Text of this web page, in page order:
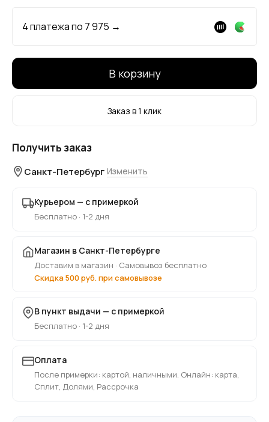
4 платежа по 7 975 →
В корзину
Заказ в 1 клик
Получить заказ
Санкт-Петербург Изменить
Курьером — с примеркой
Бесплатно · 1-2 дня
Магазин в Санкт-Петербурге
Доставим в магазин · Самовывоз бесплатно
Скидка 500 руб. при самовывозе
В пункт выдачи — с примеркой
Бесплатно · 1-2 дня
Оплата
После примерки: картой, наличными. Онлайн: карта,
Сплит, Долями, Рассрочка